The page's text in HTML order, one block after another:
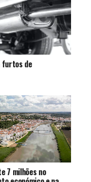
furtos de
7 milhões no